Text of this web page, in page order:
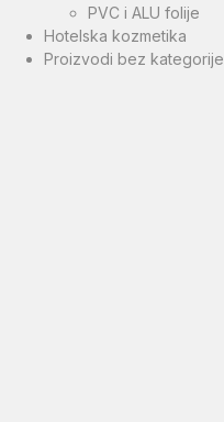
PVC i ALU folije
Hotelska kozmetika
Proizvodi bez kategorije